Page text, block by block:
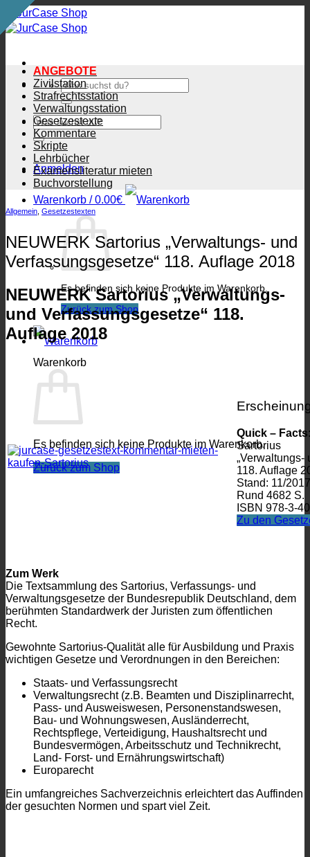
Zum
Inhalt
springen
Suchen
nach:
Suchen
nach:
Anmelden
Warenkorb /0.00€
Es befinden sich keine Produkte im Warenkorb.
Zurück zum Shop
Warenkorb
Es befinden sich keine Produkte im Warenkorb.
Zurück zum Shop
ANGEBOTE
Zivilstation
Strafrechtsstation
Verwaltungsstation
Gesetzestexte
Kommentare
Skripte
Lehrbücher
Examensliteratur mieten
Buchvorstellung
Allgemein Gesetzestexten
NEUWERK Sartorius „Verwaltungs- und
Verfassungsgesetze“ 118. Auflage 2018
NEUWERK Sartorius „Verwaltungs-
und Verfassungsgesetze“ 118.
Auflage 2018
Quick –
Sartorius
„Verwaltungs-
118. Auflage
Stand: 11/2017
Rund 4682 S.
ISBN 978-3-
Zu den
Zum Werk
Die Textsammlung des Sartorius, Verfassungs- und
Verwaltungsgesetze der Bundesrepublik Deutschland, dem
berühmten Standardwerk der Juristen zum öffentlichen
Recht.
Gewohnte Sartorius-Qualität alle für Ausbildung und Praxis
wichtigen Gesetze und Verordnungen in den Bereichen:
Staats- und Verfassungsrecht
Verwaltungsrecht (z.B. Beamten und Disziplinarrecht,
Pass- und Ausweiswesen, Personenstandswesen,
Bau- und Wohnungswesen, Ausländerrecht,
Rechtspflege, Verteidigung, Haushaltsrecht und
Bundesvermögen, Arbeitsschutz und Technikrecht,
Land- Forst- und Ernährungswirtschaft)
Europarecht
Ein umfangreiches Sachverzeichnis erleichtert das Auffinden
der gesuchten Normen und spart viel Zeit.